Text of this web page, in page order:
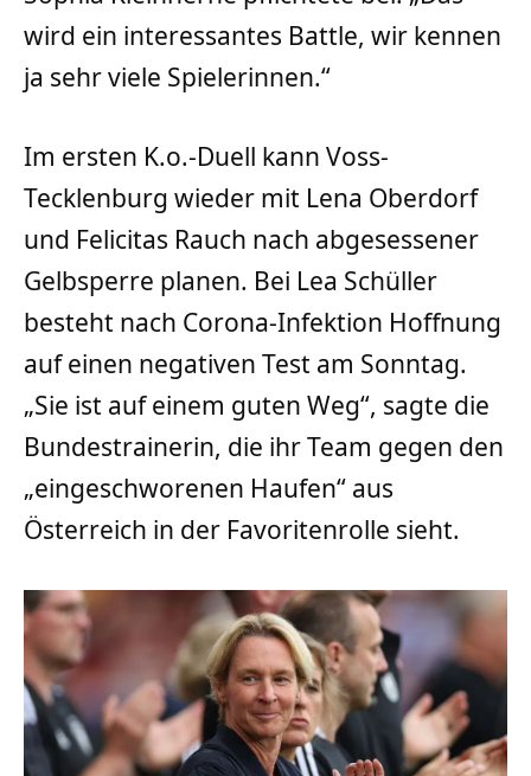
wird ein interessantes Battle, wir kennen
ja sehr viele Spielerinnen.“
Im ersten K.o.-Duell kann Voss-
Tecklenburg wieder mit Lena Oberdorf
und Felicitas Rauch nach abgesessener
Gelbsperre planen. Bei Lea Schüller
besteht nach Corona-Infektion Hoffnung
auf einen negativen Test am Sonntag.
„Sie ist auf einem guten Weg“, sagte die
Bundestrainerin, die ihr Team gegen den
„eingeschworenen Haufen“ aus
Österreich in der Favoritenrolle sieht.